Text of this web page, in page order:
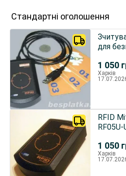
Стандартні оголошення
1 050
для
Харків
1 050
RFID
Харків